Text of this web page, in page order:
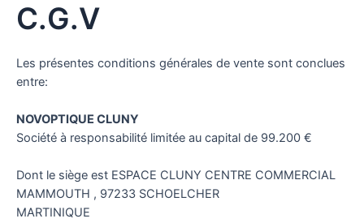
C.G.V
Les présentes conditions générales de vente sont conclues
entre:
NOVOPTIQUE CLUNY
Société à responsabilité limitée au capital de 99.200 €
Dont le siège est ESPACE CLUNY CENTRE COMMERCIAL
MAMMOUTH , 97233 SCHOELCHER
MARTINIQUE